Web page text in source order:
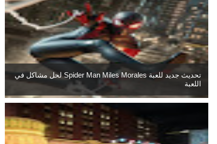
تحديث جديد للعبة Spider Man Miles Morales لحل مشاكل في
اللعبة